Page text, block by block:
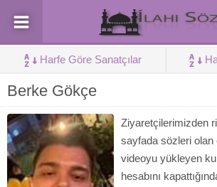
Harfe Göre Sanatçılar
Berke Gökçe
Ziyaretçilerimizden
sayfada sözleri olan
videoyu yükleyen
hesabını